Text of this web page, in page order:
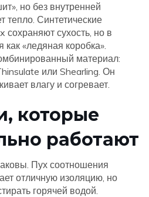
но без внутренней
тепло. Синтетические
сохраняют сухость, но в
«ледяная коробка».
материал:
или Shearling. Он
влагу и согревает.
которые
работают
Пух соотношения
отличную изоляцию, но
горячей водой.